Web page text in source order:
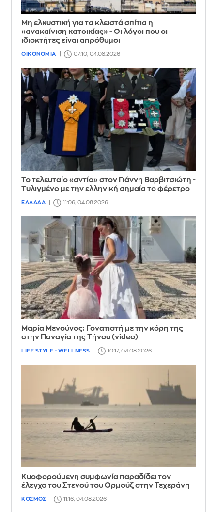
Μη ελκυστική για τα κλειστά σπίτια η
«ανακαίνιση κατοικίας» - Οι λόγοι που οι
ιδιοκτήτες είναι απρόθυμοι
ΟΙΚΟΝΟΜΙΑ 07:10, 04.08.2026
Το τελευταίο «αντίο» στον Γιάννη Βαρβιτσιώτη -
Τυλιγμένο με την ελληνική σημαία το φέρετρο
ΕΛΛΑΔΑ 11:06, 04.08.2026
Μαρία Μενούνος: Γονατιστή με την κόρη της
στην Παναγία της Τήνου (video)
LIFE STYLE - WELLNESS 10:17, 04.08.2026
Κυοφορούμενη συμφωνία παραδίδει τον
έλεγχο του Στενού του Ορμούζ στην Τεχεράνη
ΚΟΣΜΟΣ 11:16, 04.08.2026